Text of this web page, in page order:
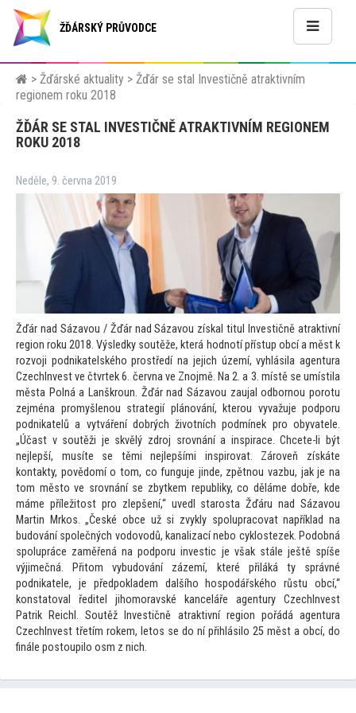
ŽĎÁRSKÝ PRŮVODCE
> Žďárské aktuality > Žďár se stal Investičně atraktivním
regionem roku 2018
ŽĎÁR SE STAL INVESTIČNĚ ATRAKTIVNÍM REGIONEM
ROKU 2018
Neděle, 9. června 2019
Žďár nad Sázavou / Žďár nad Sázavou získal titul Investičně atraktivní
region roku 2018. Výsledky soutěže, která hodnotí přístup obcí a měst k
rozvoji podnikatelského prostředí na jejich území, vyhlásila agentura
CzechInvest ve čtvrtek 6. června ve Znojmě. Na 2. a 3. místě se umístila
města Polná a Lanškroun. Žďár nad Sázavou zaujal odbornou porotu
zejména promyšlenou strategií plánování, kterou vyvažuje podporu
podnikatelů a vytváření dobrých životních podmínek pro obyvatele.
„Účast v soutěži je skvělý zdroj srovnání a inspirace. Chcete-li být
nejlepší, musíte se těmi nejlepšími inspirovat. Zároveň získáte
kontakty, povědomí o tom, co funguje jinde, zpětnou vazbu, jak je na
tom město ve srovnání se zbytkem republiky, co děláme dobře, kde
máme příležitost pro zlepšení,“ uvedl starosta Žďáru nad Sázavou
Martin Mrkos. „České obce už si zvykly spolupracovat například na
budování společných vodovodů, kanalizací nebo cyklostezek. Podobná
spolupráce zaměřená na podporu investic je však stále ještě spíše
výjimečná. Přitom vybudování zázemí, které přiláká ty správné
podnikatele, je předpokladem dalšího hospodářského růstu obcí,“
konstatoval ředitel jihomoravské kanceláře agentury CzechInvest
Patrik Reichl. Soutěž Investičně atraktivní region pořádá agentura
CzechInvest třetím rokem, letos se do ní přihlásilo 25 měst a obcí, do
finále postoupilo osm z nich.